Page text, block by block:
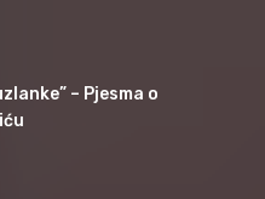
– Pjesma o